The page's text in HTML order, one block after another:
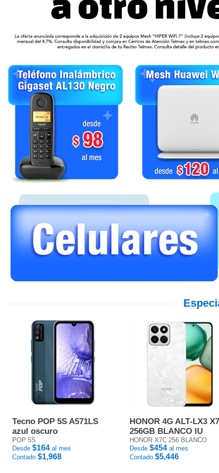
Tecno POP 5S A571LS
azul oscuro
POP 5S
Desde $164 al mes
Contado $1,968
HONOR 4G ALT-LX3
256GB BLANCO IU
HONOR X7C 256 BLANCO
Desde $454 al mes
Contado $5,446